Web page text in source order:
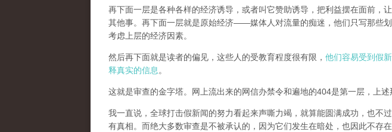
再下面一层是各种各样的经济诱导，或者叫它赞助诱导，把利益摆在面前，
其他事。再下面一层就是原始经济——媒体人对流量的痴迷，他们只写那些
考虑上层的经济因素。
然后再下面就是读者的偏见，这些人的受教育程度很有限， 他们容易受到假
释真实的信息 。
这就是审查的金字塔。网上流出来的网信办禁令和遍地的404是第一层，上述
我一直说，全球打击假新闻的努力看起来声嘶力竭，就算能圆满成功，也不
有真相。而绝大多数审查是不被承认的，因为它们发生在暗处，也因此不存